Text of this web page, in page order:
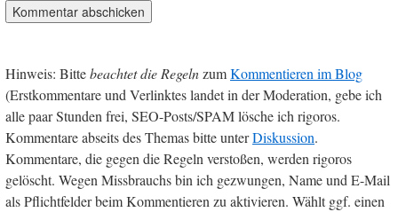
Hinweis: Bittebeachtet die RegelnzumKommentieren im Blog
(Erstkommentare und Verlinktes landet in der Moderation, gebe ich
alle paar Stunden frei, SEO-Posts/SPAM lösche ich rigoros.
Kommentare abseits des Themas bitte unterDiskussion.
Kommentare, die gegen die Regeln verstoßen, werden rigoros
gelöscht. Wegen Missbrauchs bin ich gezwungen, Name und E-Mail
als Pflichtfelder beim Kommentieren zu aktivieren. Wählt ggf. einen